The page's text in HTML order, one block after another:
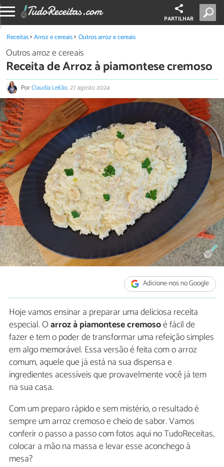
PARTILHAR
Receitas Arroz e cereais Outros arroz e cereais
Outros arroz e cereais
Receita de Arroz à piamontese cremoso
PorClaudia Leitão.27 agosto 2024
Adicione-nos no Google
Hoje vamos ensinar a preparar uma deliciosa receita
especial. Oarroz à piamontese cremosoé fácil de
fazer e tem o poder de transformar uma refeição simples
em algo memorável. Essa versão é feita com o arroz
comum, aquele que já está na sua dispensa e
ingredientes acessíveis que provavelmente você já tem
na sua casa.
Com um preparo rápido e sem mistério, o resultado é
sempre um arroz cremoso e cheio de sabor. Vamos
conferir o passo a passo com fotos aqui no TudoReceitas,
colocar a mão na massa e levar esse aconchego à
mesa?